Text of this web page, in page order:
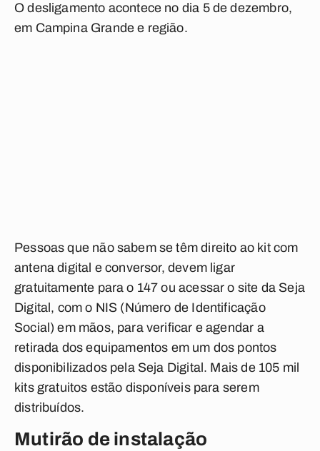
O desligamento acontece no dia 5 de dezembro,
em Campina Grande e região.
Pessoas que não sabem se têm direito ao kit com
antena digital e conversor, devem ligar
gratuitamente para o 147 ou acessar o site da Seja
Digital, com o NIS (Número de Identificação
Social) em mãos, para verificar e agendar a
retirada dos equipamentos em um dos pontos
disponibilizados pela Seja Digital. Mais de 105 mil
kits gratuitos estão disponíveis para serem
distribuídos.
Mutirão de instalação